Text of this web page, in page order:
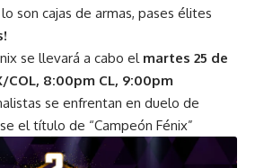
son cajas de armas, pases élites
se llevará a cabo el martes 25 de
8:00pm CL, 9:00pm
se enfrentan en duelo de
el título de “Campeón Fénix”